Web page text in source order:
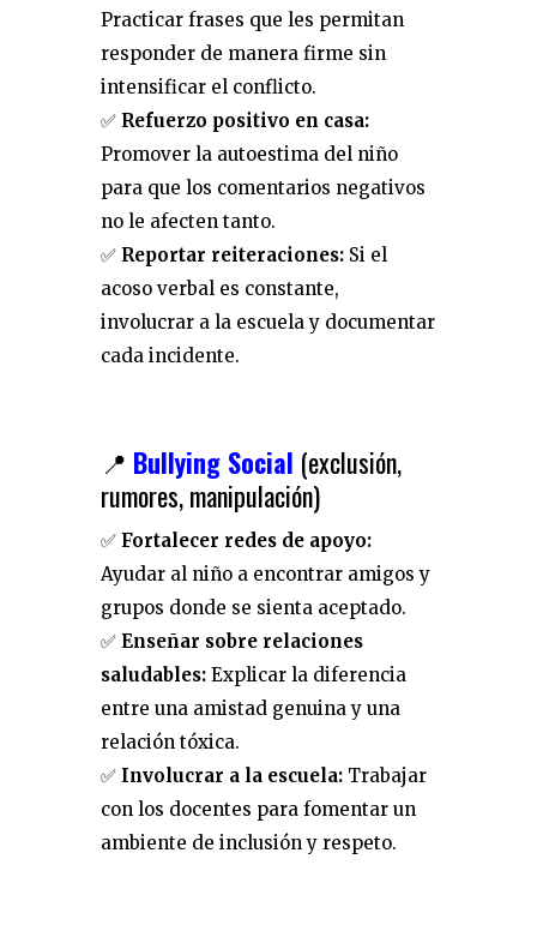
Practicar frases que les permitan
responder de manera firme sin
intensificar el conflicto.
✅ Refuerzo positivo en casa:
Promover la autoestima del niño
para que los comentarios negativos
no le afecten tanto.
✅ Reportar reiteraciones: Si el
acoso verbal es constante,
involucrar a la escuela y documentar
cada incidente.
📍 Bullying Social (exclusión,
rumores, manipulación)
✅ Fortalecer redes de apoyo:
Ayudar al niño a encontrar amigos y
grupos donde se sienta aceptado.
✅ Enseñar sobre relaciones
saludables: Explicar la diferencia
entre una amistad genuina y una
relación tóxica.
✅ Involucrar a la escuela: Trabajar
con los docentes para fomentar un
ambiente de inclusión y respeto.